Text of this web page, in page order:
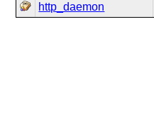
http_daemon